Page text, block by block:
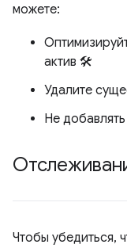
можете:
актив 🛠️
Удалите
Не
Чтобы убедиться,